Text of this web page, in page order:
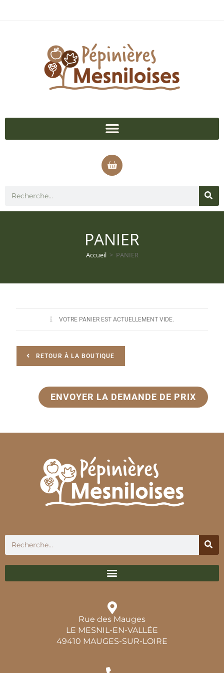
PANIER
Accueil > PANIER
VOTRE PANIER EST ACTUELLEMENT VIDE.
RETOUR À LA BOUTIQUE
ENVOYER LA DEMANDE DE PRIX
Rue des Mauges
LE MESNIL-EN-VALLÉE
49410 MAUGES-SUR-LOIRE